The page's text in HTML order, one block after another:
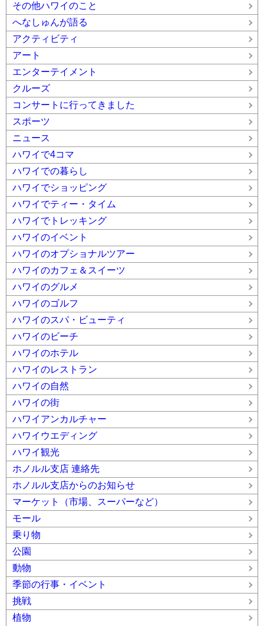
その他ハワイのこと
へなしゅんが語る
アクティビティ
アート
エンターテイメント
クルーズ
コンサートに行ってきました
スポーツ
ニュース
ハワイで4コマ
ハワイでの暮らし
ハワイでショッピング
ハワイでティー・タイム
ハワイでトレッキング
ハワイのイベント
ハワイのオプショナルツアー
ハワイのカフェ＆スイーツ
ハワイのグルメ
ハワイのゴルフ
ハワイのスパ・ビューティ
ハワイのビーチ
ハワイのホテル
ハワイのレストラン
ハワイの自然
ハワイの街
ハワイアンカルチャー
ハワイウエディング
ハワイ観光
ホノルル支店 連絡先
ホノルル支店からのお知らせ
マーケット（市場、スーパーなど）
モール
乗り物
公園
動物
季節の行事・イベント
挑戦
植物